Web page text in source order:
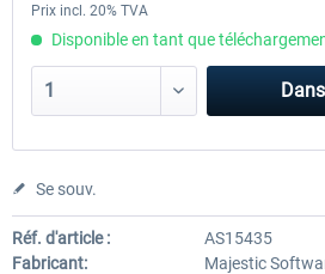
Prix incl. 20% TVA
Disponible en tant que
Se souv.
Réf. d'article :
AS15435
Fabricant:
Majestic